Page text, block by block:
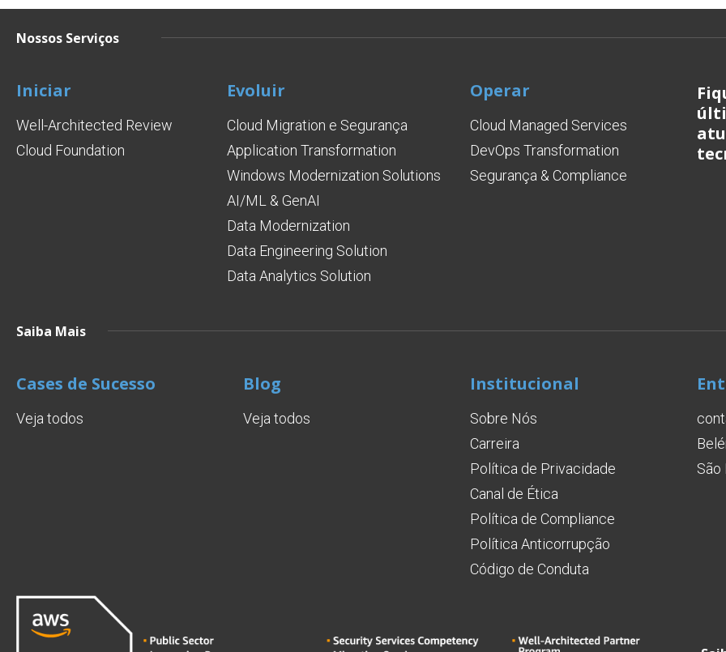
Nossos Serviços
Iniciar
Well-Architected Review
Cloud Foundation
Evoluir
Cloud Migration e Segurança
Application Transformation
Windows Modernization Solutions
AI/ML & GenAI
Data Modernization
Data Engineering Solution
Data Analytics Solution
Operar
Cloud Managed Services
DevOps Transformation
Segurança & Compliance
Saiba Mais
Cases de Sucesso
Veja todos
Blog
Veja todos
Institucional
Sobre Nós
Carreira
Política de Privacidade
Canal de Ética
Política de Compliance
Política Anticorrupção
Código de Conduta
São